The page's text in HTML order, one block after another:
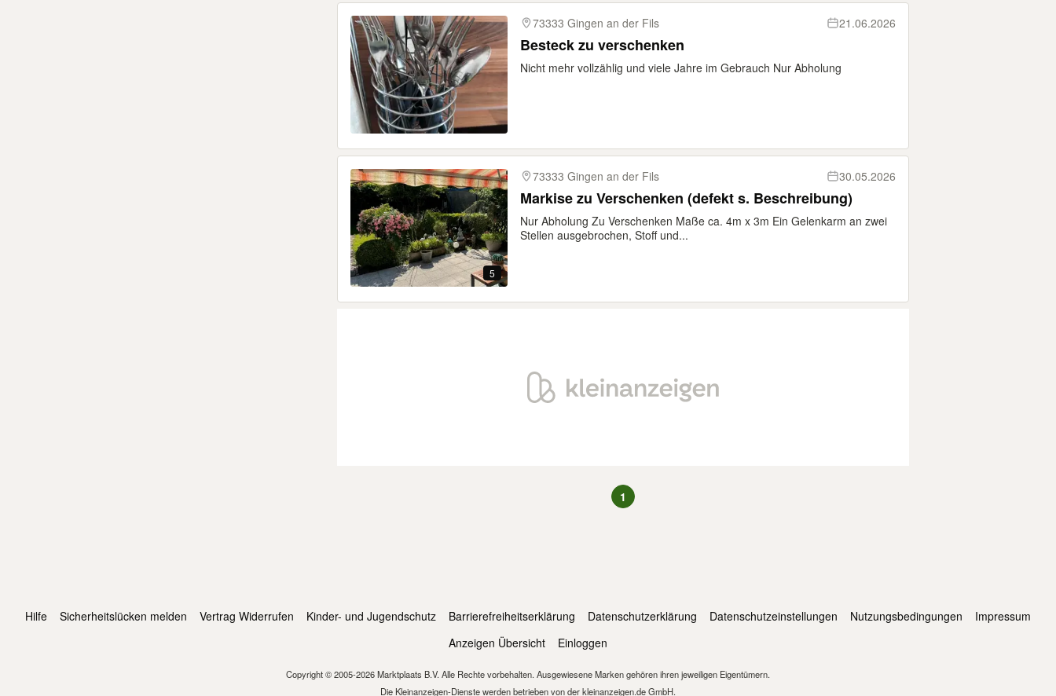
73333 Gingen an der Fils 21.06.2026
Besteck zu verschenken
Nicht mehr vollzählig und viele Jahre im Gebrauch Nur Abholung
5
73333 Gingen an der Fils 30.05.2026
Markise zu Verschenken (defekt s. Beschreibung)
Nur Abholung Zu Verschenken Maße ca. 4m x 3m Ein Gelenkarm an zwei
Stellen ausgebrochen, Stoff und...
1
Hilfe Sicherheitslücken melden Vertrag Widerrufen Kinder- und Jugendschutz Barrierefreiheitserklärung Datenschutzerklärung Datenschutzeinstellungen Nutzungsbedingungen
Impressum
Anzeigen Übersicht
Einloggen
Copyright © 2005-2026 Marktplaats B.V. Alle Rechte vorbehalten. Ausgewiesene Marken gehören ihren jeweiligen Eigentümern.
Die Kleinanzeigen-Dienste werden betrieben von der kleinanzeigen.de GmbH.